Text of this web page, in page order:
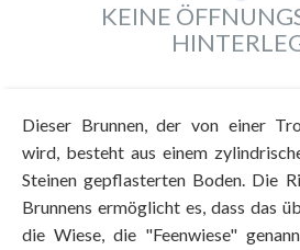
KEINE
Dieser Brunnen, der von einer
wird, besteht aus einem
Steinen gepflasterten Boden. Die
Brunnens ermöglicht es, dass das
die Wiese, die "Feenwiese"